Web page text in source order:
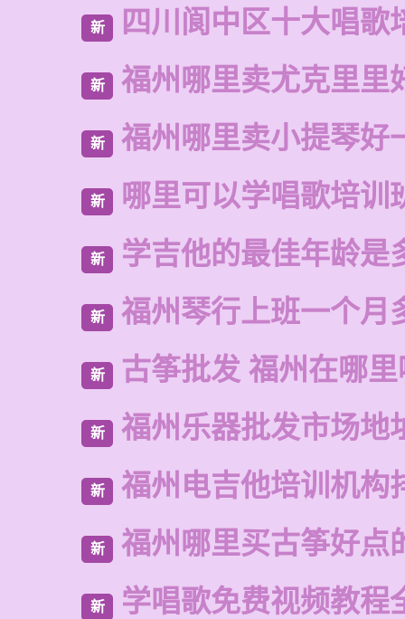
新 四川阆中区十大唱歌
新 福州哪里卖尤克里里
新 福州哪里卖小提琴好
新 哪里可以学唱歌培训
新 学吉他的最佳年龄是
新 福州琴行上班一个月
新 古筝批发 福州在哪
新 福州乐器批发市场地
新 福州电吉他培训机构
新 福州哪里买古筝好点
新 学唱歌免费视频教程